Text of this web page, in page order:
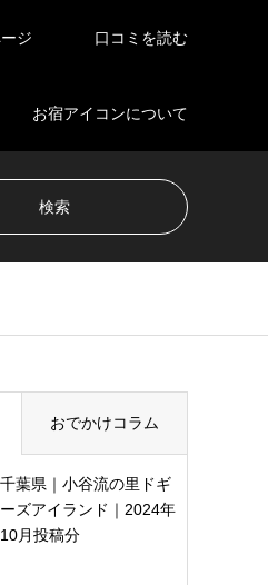
ジ 口コミを読む
お宿アイコンについて
おでかけコラム
千葉県｜小谷流の里ドギ
ーズアイランド｜2024年
10月投稿分